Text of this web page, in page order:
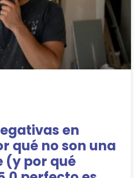
en
qué no son una
(y por qué